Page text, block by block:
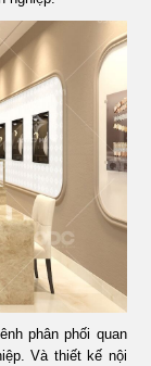
phân phối quan
Và thiết kế nội